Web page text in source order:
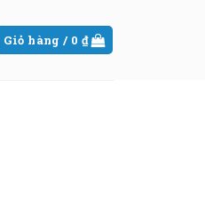
Giỏ hàng / 0 ₫